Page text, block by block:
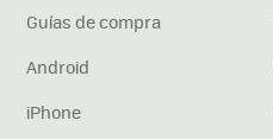
Guías de compra
Android
iPhone